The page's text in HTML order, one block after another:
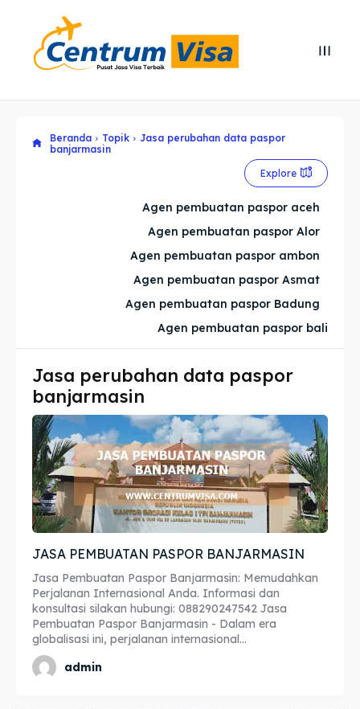
Explore our destinations
Imta
Legalisir
Apostille
Penerjemah
Asuransi
Explore our destinations
Imta
Legalisir
Apostille
Penerjemah
Asuransi
Beranda Topik
Jasa perubahan data paspor
banjarmasin
Explore
Agen pembuatan paspor aceh
Agen pembuatan paspor Alor
Agen pembuatan paspor ambon
Agen pembuatan paspor Asmat
Agen pembuatan paspor Badung
Agen pembuatan paspor bali
Jasa perubahan data paspor
banjarmasin
JASA PEMBUATAN PASPOR BANJARMASIN
Jasa Pembuatan Paspor Banjarmasin: Memudahkan
Perjalanan Internasional Anda. Informasi dan
konsultasi silakan hubungi: 088290247542 Jasa
Pembuatan Paspor Banjarmasin - Dalam era
globalisasi ini, perjalanan internasional...
admin